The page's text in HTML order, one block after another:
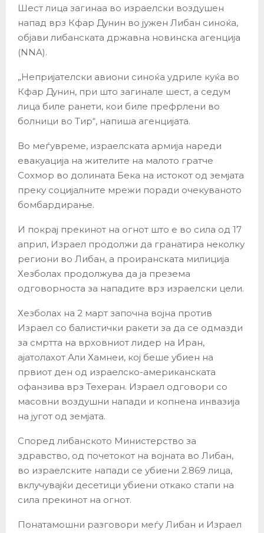
Шест лица загинаа во израелски воздушен
напад врз Кфар Дунин во јужен Либан синоќа,
објави либанската државна новинска агенција
(NNA).
„Непријателски авиони синоќа удриле куќа во
Кфар Дунин, при што загинале шест, а седум
лица биле ранети, кои биле префрлени во
болници во Тир“, напиша агенцијата.
Во меѓувреме, израелската армија нареди
евакуација на жителите на малото гратче
Сохмор во долината Бека на истокот од земјата
преку социјалните мрежи поради очекуваното
бомбардирање.
И покрај прекинот на огнот што е во сила од 17
април, Израел продолжи да гранатира неколку
региони во Либан, а проиранската милиција
Хезболах продолжува да ја презема
одговорноста за нападите врз израелски цели.
Хезболах на 2 март започна војна против
Израел со балистички ракети за да се одмазди
за смртта на врховниот лидер на Иран,
ајатолахот Али Хамнеи, кој беше убиен на
првиот ден од израелско-американската
офанзива врз Техеран. Израел одговори со
масовни воздушни напади и копнена инвазија
на југот од земјата.
Според либанското Министерство за
здравство, од почетокот на војната во Либан,
во израелските напади се убиени 2.869 лица,
вклучувајќи десетици убиени откако стапи на
сила прекинот на огнот.
Понатамошни разговори меѓу Либан и Израел